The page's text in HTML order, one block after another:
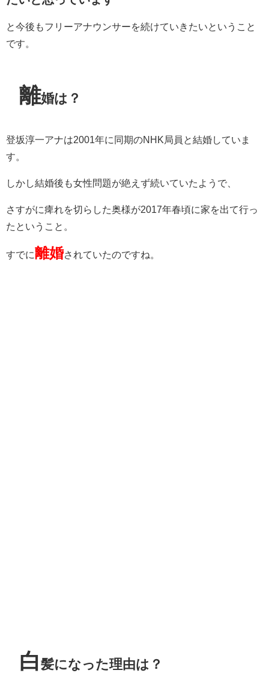
と今後もフリーアナウンサーを続けていきたいということ
です。
離婚は？
登坂淳一アナは2001年に同期のNHK局員と結婚していま
す。
しかし結婚後も女性問題が絶えず続いていたようで、
さすがに痺れを切らした奥様が2017年春頃に家を出て行っ
たということ。
すでに離婚されていたのですね。
白髪になった理由は？